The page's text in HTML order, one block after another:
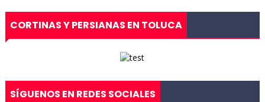
CORTINAS Y PERSIANAS EN TOLUCA
SÍGUENOS EN REDES SOCIALES